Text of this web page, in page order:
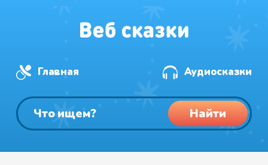
Главная Аудиосказки
Найти